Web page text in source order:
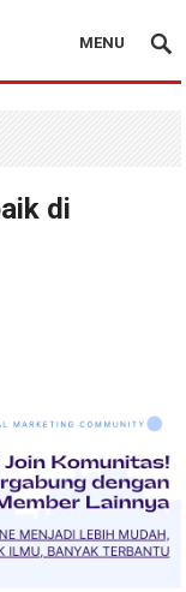
MENU
di